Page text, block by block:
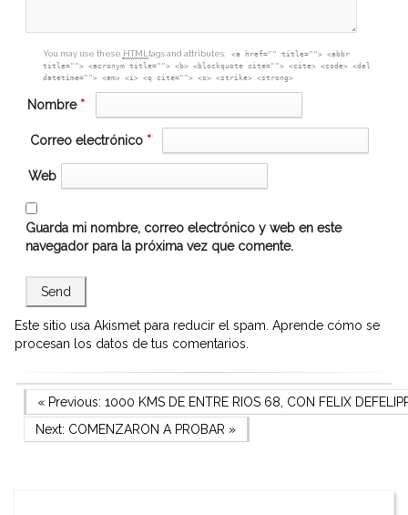
You may use these HTMLtags and attributes:
<a href="" title=""> <abbr
title=""> <acronym title=""> <b> <blockquote cite=""> <cite> <code> <del
datetime=""> <em> <i> <q cite=""> <s> <strike> <strong>
Nombre *
Correo electrónico *
Web
Guarda mi nombre, correo electrónico y web en este
navegador para la próxima vez que comente.
Este sitio usa Akismet para reducir el spam. Aprende cómo se
procesan los datos de tus comentarios.
Navegación
de
Previous Post
« Previous: 1000 KMS DE ENTRE RIOS 68, CON FELIX
Next Post
Next: COMENZARON A PROBAR »